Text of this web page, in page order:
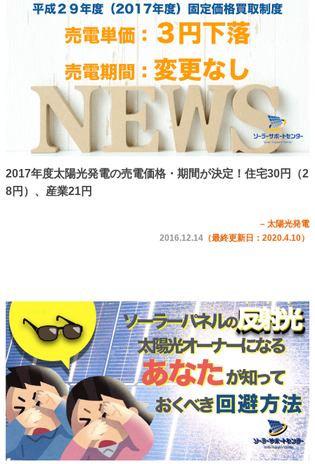
2017年度太陽光発電の売電価格・期間が決定！住宅30円（2
8円）、産業21円
– 太陽光発電
2016.12.14 （最終更新日：2020.4.10）